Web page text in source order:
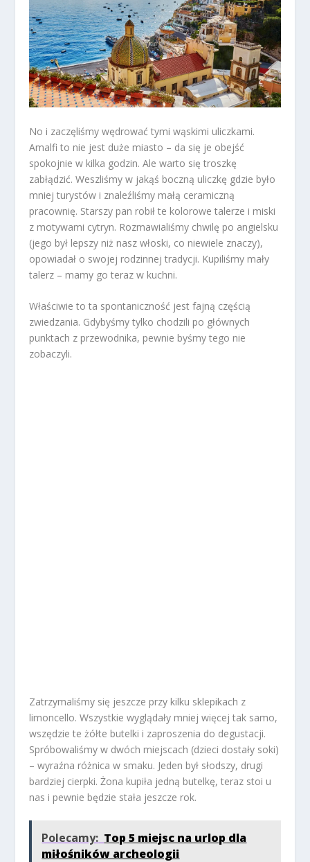
No i zaczęliśmy wędrować tymi wąskimi uliczkami.
Amalfi to nie jest duże miasto – da się je obejść
spokojnie w kilka godzin. Ale warto się troszkę
zabłądzić. Weszliśmy w jakąś boczną uliczkę gdzie było
mniej turystów i znaleźliśmy małą ceramiczną
pracownię. Starszy pan robił te kolorowe talerze i miski
z motywami cytryn. Rozmawialiśmy chwilę po angielsku
(jego był lepszy niż nasz włoski, co niewiele znaczy),
opowiadał o swojej rodzinnej tradycji. Kupiliśmy mały
talerz – mamy go teraz w kuchni.
Właściwie to ta spontaniczność jest fajną częścią
zwiedzania. Gdybyśmy tylko chodzili po głównych
punktach z przewodnika, pewnie byśmy tego nie
zobaczyli.
Zatrzymaliśmy się jeszcze przy kilku sklepikach z
limoncello. Wszystkie wyglądały mniej więcej tak samo,
wszędzie te żółte butelki i zaproszenia do degustacji.
Spróbowaliśmy w dwóch miejscach (dzieci dostały soki)
– wyraźna różnica w smaku. Jeden był słodszy, drugi
bardziej cierpki. Żona kupiła jedną butelkę, teraz stoi u
nas i pewnie będzie stała jeszcze rok.
Polecamy: Top 5 miejsc na urlop dla
miłośników archeologii